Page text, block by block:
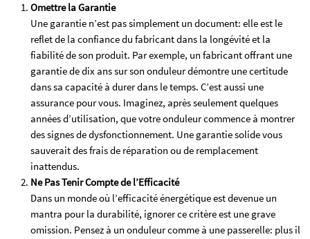
Omettre la Garantie
Une garantie n’est pas simplement un document: elle est le
reflet de la confiance du fabricant dans la longévité et la
fiabilité de son produit. Par exemple, un fabricant offrant une
garantie de dix ans sur son onduleur démontre une certitude
dans sa capacité à durer dans le temps. C’est aussi une
assurance pour vous. Imaginez, après seulement quelques
années d’utilisation, que votre onduleur commence à montrer
des signes de dysfonctionnement. Une garantie solide vous
sauverait des frais de réparation ou de remplacement
inattendus.
Ne Pas Tenir Compte de l’Efficacité
Dans un monde où l’efficacité énergétique est devenue un
mantra pour la durabilité, ignorer ce critère est une grave
omission. Pensez à un onduleur comme à une passerelle: plus il